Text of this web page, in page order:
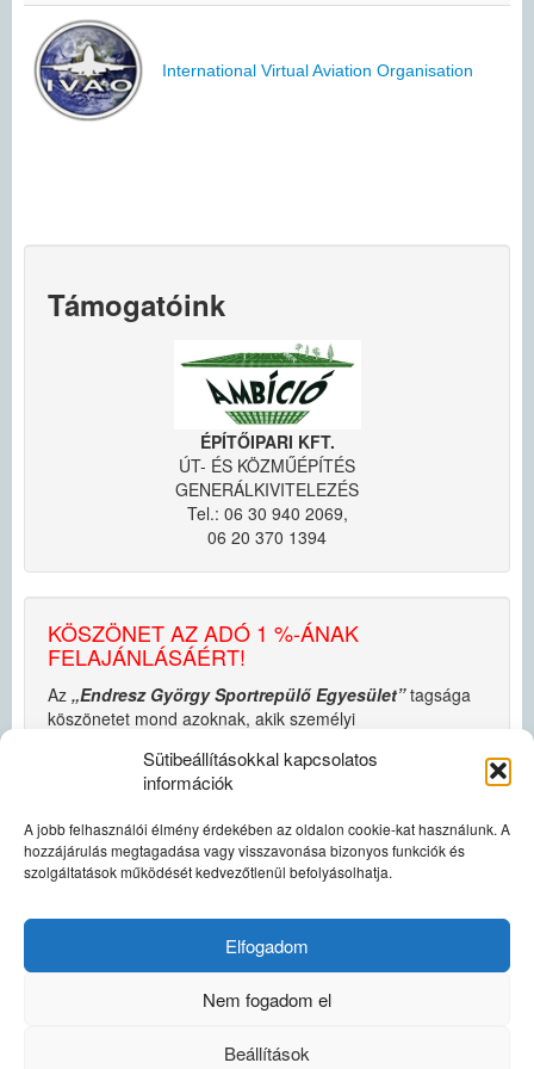
Sütibeállításokkal kapcsolatos
információk
A jobb felhasználói élmény érdekében az oldalon cookie-kat használunk. A
hozzájárulás megtagadása vagy visszavonása bizonyos funkciók és
szolgáltatások működését kedvezőtlenül befolyásolhatja.
Elfogadom
Nem fogadom el
Beállítások
Tagoknak
International Virtual Aviation Organisation
Támogatóink
ÉPÍTŐIPARI KFT.
ÚT- ÉS KÖZMŰÉPÍTÉS
GENERÁLKIVITELEZÉS
Tel.: 06 30 940 2069,
06 20 370 1394
KÖSZÖNET AZ ADÓ 1 %-ÁNAK
FELAJÁNLÁSÁÉRT!
Az „Endresz György Sportrepülő Egyesület”tagsága
köszönetet mond azoknak, akik személyi
György Sportrepülő Egyesület” működését támogatták.
működésének fenntartására és fejlesztésének
támogatására fordította.
Köszönjük!
Endresz György Repülőklub , minden jog